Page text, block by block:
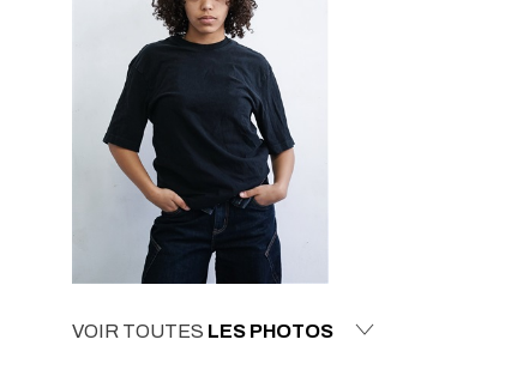
VOIR TOUTES LES PHOTOS